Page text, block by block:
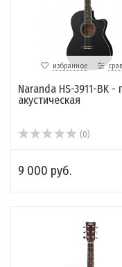
избранное
Naranda HS-3911-BK -
акустическая
(0)
9 000 руб.